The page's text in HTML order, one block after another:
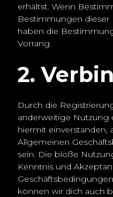
erhältst. Wenn
Bestimmungen dieser
haben die
Vorrang.
2.
Durch die
anderweitige Nutzung
hiermit einverstanden,
Allgemeinen
sein. Die bloße
Kenntnis und
können wir dich auch